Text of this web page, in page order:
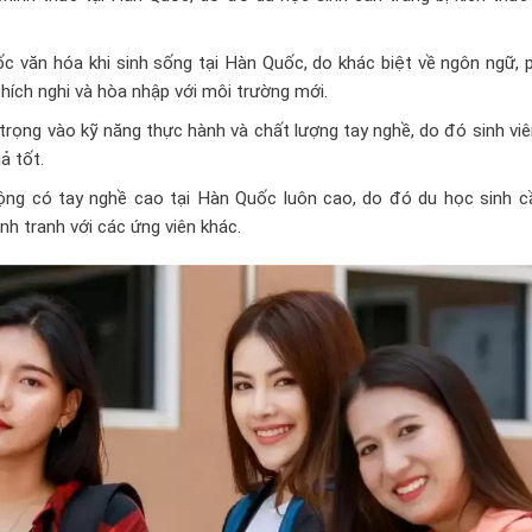
văn hóa khi sinh sống tại Hàn Quốc, do khác biệt về ngôn ngữ,
nghi và hòa nhập với môi trường mới.
vào kỹ năng thực hành và chất lượng tay nghề, do đó sinh
tốt.
có tay nghề cao tại Hàn Quốc luôn cao, do đó du học sinh
tranh với các ứng viên khác.